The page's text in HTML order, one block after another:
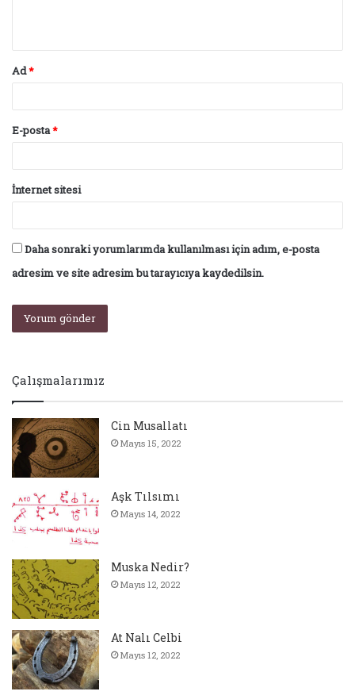
Ad*
E-posta*
İnternet sitesi
Daha sonraki yorumlarımda kullanılması için adım, e-posta
adresim ve site adresim bu tarayıcıya kaydedilsin.
Çalışmalarımız
Cin Musallatı
Mayıs 15, 2022
Aşk Tılsımı
Mayıs 14, 2022
Muska Nedir?
Mayıs 12, 2022
At Nalı Celbi
Mayıs 12, 2022